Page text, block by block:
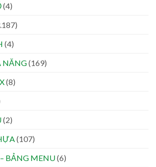
(4)
(4)
NĂNG(169)
(8)
(2)
(107)
BẢNG MENU(6)